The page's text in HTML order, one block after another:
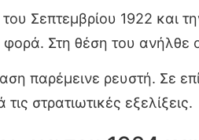
Σεπτεμβρίου 1922 και
φορά. Στη θέση του ανήλθε
παρέμεινε ρευστή. Σε
στρατιωτικές εξελίξεις.